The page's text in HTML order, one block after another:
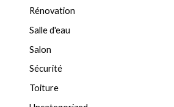
Rénovation
Salle d'eau
Salon
Sécurité
Toiture